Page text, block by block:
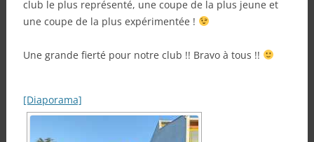
club le plus représenté, une coupe de la plus jeune et
une coupe de la plus expérimentée !
Une grande fierté pour notre club !! Bravo à tous !!
[Diaporama]